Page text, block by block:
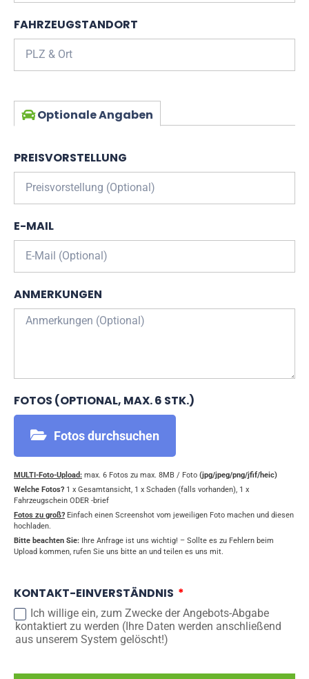
FAHRZEUGSTANDORT
Optionale Angaben
PREISVORSTELLUNG
E-MAIL
ANMERKUNGEN
FOTOS (OPTIONAL, MAX. 6 STK.)
Fotos durchsuchen
MULTI-Foto-Upload: max. 6 Fotos zu max. 8MB / Foto (jpg/jpeg/png/jfif/heic)
Welche Fotos? 1 x Gesamtansicht, 1 x Schaden (falls vorhanden), 1 x
Fahrzeugschein ODER -brief
Fotos zu groß? Einfach einen Screenshot vom jeweiligen Foto machen und diesen
hochladen.
Bitte beachten Sie: Ihre Anfrage ist uns wichtig! – Sollte es zu Fehlern beim
Upload kommen, rufen Sie uns bitte an und teilen es uns mit.
KONTAKT-EINVERSTÄNDNIS
Ich willige ein, zum Zwecke der Angebots-Abgabe
kontaktiert zu werden (Ihre Daten werden anschließend
aus unserem System gelöscht!)